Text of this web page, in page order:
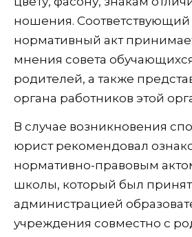
ношения.
нормативный акт
мнения совета
родителей, а также
органа работников этой
В случае возникновения
юрист рекомендовал
нормативно-правовым
школы, который был принят
администрацией
учреждения совместно с